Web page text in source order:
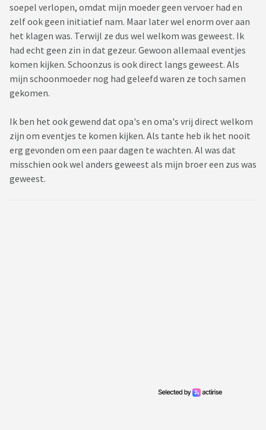
soepel verlopen, omdat mijn moeder geen vervoer had en
zelf ook geen initiatief nam. Maar later wel enorm over aan
het klagen was. Terwijl ze dus wel welkom was geweest. Ik
had echt geen zin in dat gezeur. Gewoon allemaal eventjes
komen kijken. Schoonzus is ook direct langs geweest. Als
mijn schoonmoeder nog had geleefd waren ze toch samen
gekomen.
Ik ben het ook gewend dat opa's en oma's vrij direct welkom
zijn om eventjes te komen kijken. Als tante heb ik het nooit
erg gevonden om een paar dagen te wachten. Al was dat
misschien ook wel anders geweest als mijn broer een zus was
geweest.